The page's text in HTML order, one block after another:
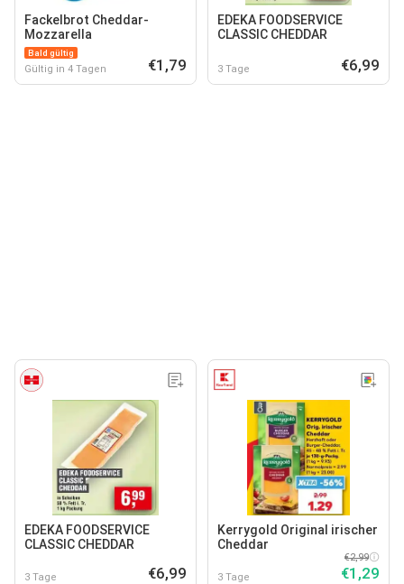
Fackelbrot Cheddar-
Mozzarella
Bald gültig
Gültig in 4 Tagen €1,79
EDEKA FOODSERVICE
CLASSIC CHEDDAR
3 Tage €6,99
EDEKA FOODSERVICE
CLASSIC CHEDDAR
3 Tage €6,99
Kerrygold Original irischer
Cheddar
3 Tage
€2,99
€1,29